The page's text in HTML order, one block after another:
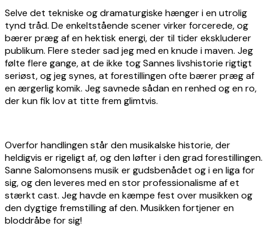
Selve det tekniske og dramaturgiske hænger i en utrolig
tynd tråd. De enkeltstående scener virker forcerede, og
bærer præg af en hektisk energi, der til tider ekskluderer
publikum. Flere steder sad jeg med en knude i maven. Jeg
følte flere gange, at de ikke tog Sannes livshistorie rigtigt
seriøst, og jeg synes, at forestillingen ofte bærer præg af
en ærgerlig komik. Jeg savnede sådan en renhed og en ro,
der kun fik lov at titte frem glimtvis.
Overfor handlingen står den musikalske historie, der
heldigvis er rigeligt af, og den løfter i den grad forestillingen.
Sanne Salomonsens musik er gudsbenådet og i en liga for
sig, og den leveres med en stor professionalisme af et
stærkt cast. Jeg havde en kæmpe fest over musikken og
den dygtige fremstilling af den. Musikken fortjener en
bloddråbe for sig!